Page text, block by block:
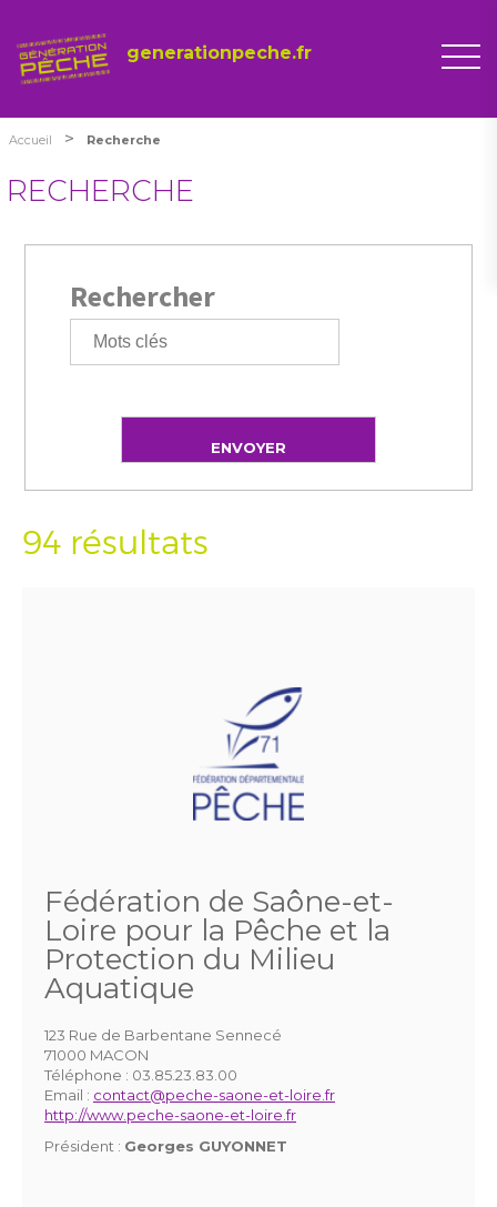
generationpeche.fr
Accueil > Recherche
RECHERCHE
Rechercher
94 résultats
Fédération de Saône-et-
Loire pour la Pêche et la
Protection du Milieu
Aquatique
123 Rue de Barbentane Sennecé
71000 MACON
Téléphone : 03.85.23.83.00
Email : contact@peche-saone-et-loire.fr
http://www.peche-saone-et-loire.fr
Président : Georges GUYONNET